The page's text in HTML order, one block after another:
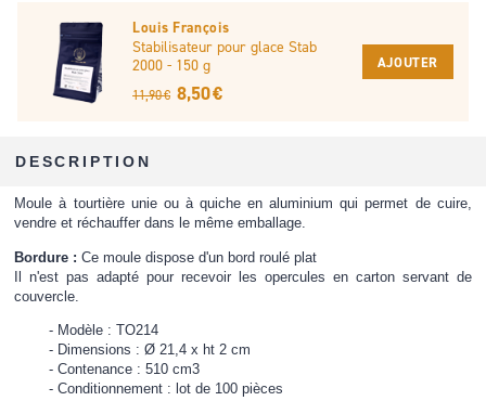
Louis François
Stabilisateur pour glace Stab
2000 - 150 g
11,90 € 8,50 €
AJOUTER
DESCRIPTION
Moule à tourtière unie ou à quiche en aluminium qui permet de cuire,
vendre et réchauffer dans le même emballage.
Bordure : Ce moule dispose d'un bord roulé plat
Il n'est pas adapté pour recevoir les opercules en carton servant de
couvercle.
Modèle : TO214
Dimensions : Ø 21,4 x ht 2 cm
Contenance : 510 cm3
Conditionnement : lot de 100 pièces